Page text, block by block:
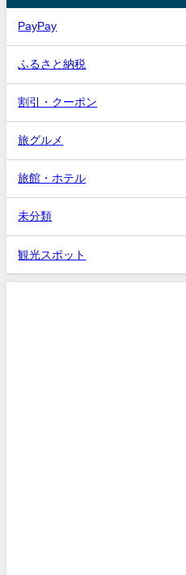
PayPay
ふるさと納税
割引・クーポン
旅グルメ
旅館・ホテル
未分類
観光スポット